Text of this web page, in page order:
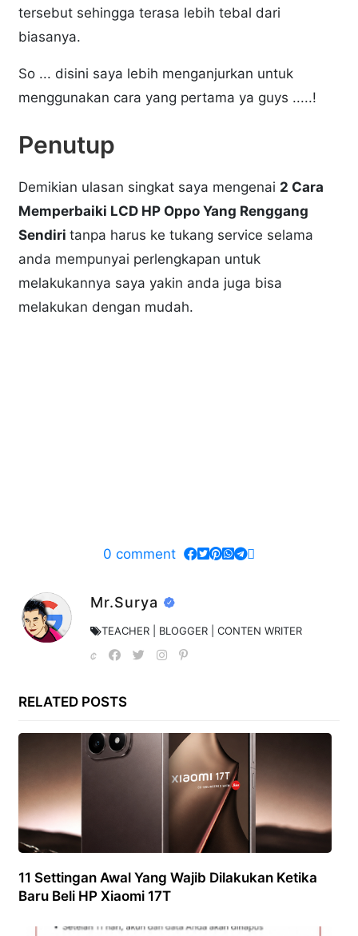
tersebut sehingga terasa lebih tebal dari
biasanya.
So ... disini saya lebih menganjurkan untuk
menggunakan cara yang pertama ya guys .....!
Penutup
Demikian ulasan singkat saya mengenai 2 Cara
Memperbaiki LCD HP Oppo Yang Renggang
Sendiritanpa harus ke tukang service selama
anda mempunyai perlengkapan untuk
melakukannya saya yakin anda juga bisa
melakukan dengan mudah.
0 comment
Mr.Surya
TEACHER | BLOGGER | CONTEN WRITER
RELATED POSTS
11 Settingan Awal Yang Wajib Dilakukan Ketika
Baru Beli HP Xiaomi 17T